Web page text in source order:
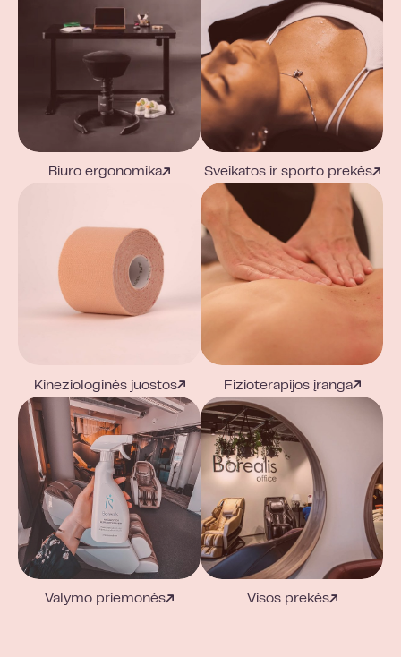
Biuro ergonomika Sveikatos ir sporto prekės
Kineziologinės juostos Fizioterapijos įranga
Valymo priemonės Visos prekės